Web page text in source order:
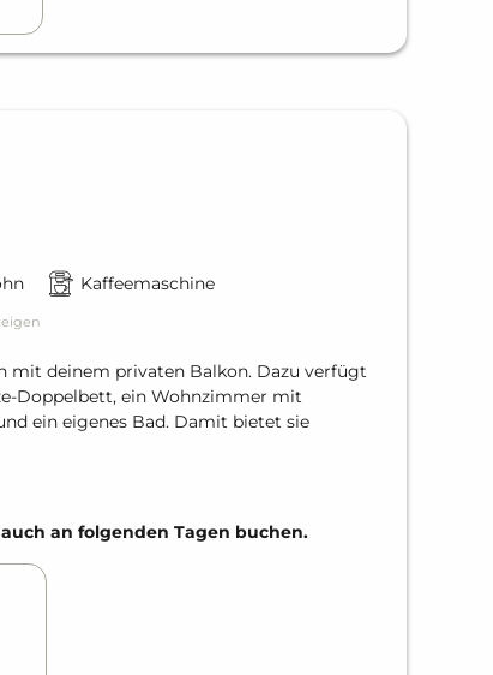
Kaffeemaschine
mit deinem privaten Balkon. Dazu verfügt
Doppelbett, ein Wohnzimmer mit
ein eigenes Bad. Damit bietet sie
an folgenden Tagen buchen.